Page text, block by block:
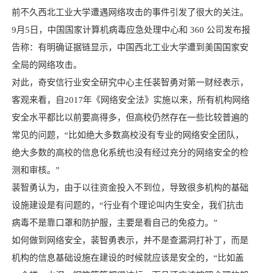
前不久西北工业大学遭遇网络攻击的事件引发了很大的关注。
9月5日，中国国家计算机病毒应急处理中心和 360 公司发布报
告称：有明确证据链显示，中国西北工业大学遭到美国国家安
全局的网络攻击。
对此，奇安信行业安全研究中心主任裴智勇对第一财经表示，
客观来看，自2017年《网络安全法》实施以来，所有机构网络
安全水平都比以前要高得多，但高校仍然存在一些比较普遍的
常见的问题，“比如绝大多数高校没有专业的网络安全团队，
绝大多数的高校的信息化系统也没有经过充分的网络安全的检
测和审核。”
裴智勇认为，由于以往资金投入不到位，导致很多机构的基础
设施建设是有问题的，“行业有个理论叫内生安全，我们抗击
病毒不是靠口罩和防护服，主要是看自己的免疫力。”
如何做到网络安全，裴智勇表示，并不是查漏洞打补丁，而是
机构的信息基础设施在建设的时候就应该是安全的，“比如盖